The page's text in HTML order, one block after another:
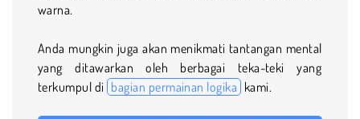
warna.
Anda mungkin juga akan menikmati tantangan mental
yang ditawarkan oleh berbagai teka-teki yang
terkumpul di bagian permainan logika kami.